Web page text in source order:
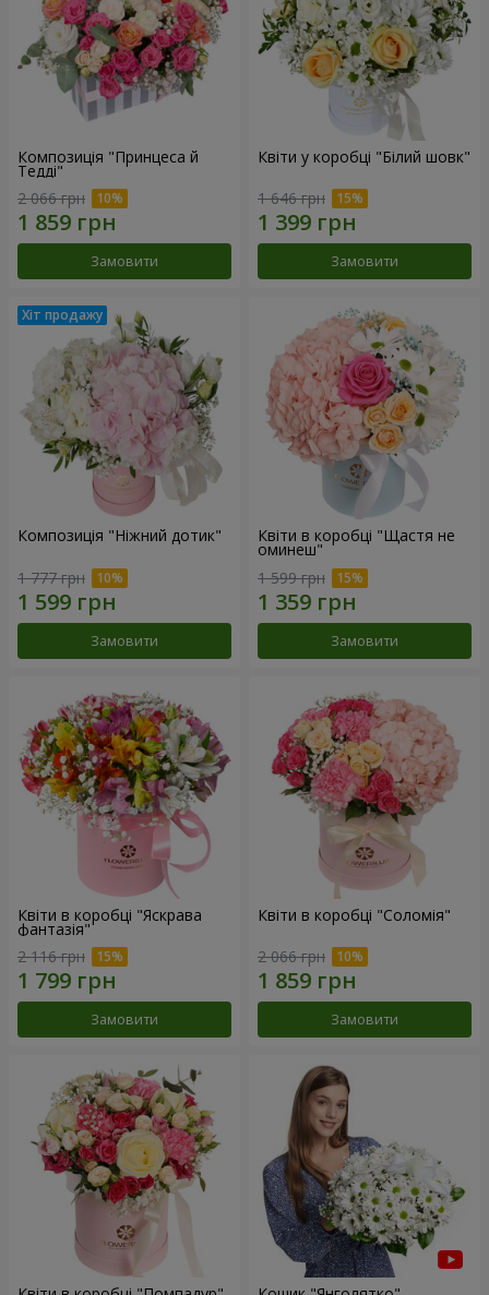
Композиція "Принцеса й
Тедді"
2 066 грн
Замовити
Квіти у коробці "Білий шовк"
1 646 грн
Замовити
Композиція "Ніжний дотик"
1 777 грн
Замовити
Квіти в коробці "Щастя не
оминеш"
1 599 грн
Замовити
Квіти в коробці "Яскрава
фантазія"
2 116 грн
Замовити
Квіти в коробці "Соломія"
2 066 грн
Замовити